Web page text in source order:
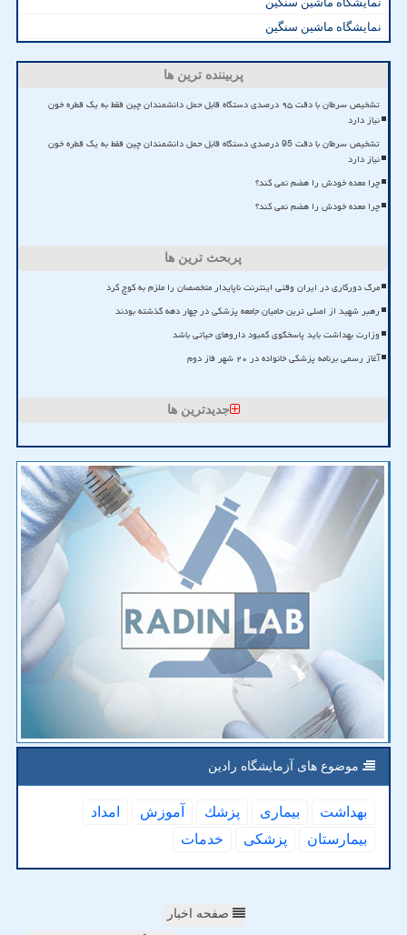
نمایشگاه ماشین سنگین
پربیننده ترین ها
تشخیص سرطان با دقت ۹۵ درصدی دستگاه قابل حمل دانشمندان چین فقط به یک قطره خون
نیاز دارد
تشخیص سرطان با دقت 95 درصدی دستگاه قابل حمل دانشمندان چین فقط به یک قطره خون
نیاز دارد
چرا معده خودش را هضم نمی کند؟
چرا معده خودش را هضم نمی کند؟
پربحث ترین ها
مرگ دورکاری در ایران وقتی اینترنت ناپایدار متخصصان را ملزم به کوچ کرد
رهبر شهید از اصلی ترین حامیان جامعه پزشکی در چهار دهه گذشته بودند
وزارت بهداشت باید پاسخگوی کمبود داروهای حیاتی باشد
آغاز رسمی برنامه پزشکی خانواده در ۲۰ شهر فاز دوم
جدیدترین ها
موضوع های آزمایشگاه رادین
بهداشت بیماری پزشك آموزش
امداد
بیمارستان
پزشكی خدمات
صفحه اخبار